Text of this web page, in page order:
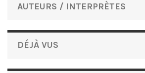
AUTEURS / INTERPRÈTES
DÉJÀ VUS